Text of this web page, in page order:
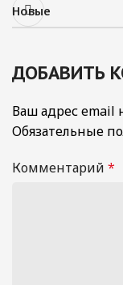
Новые
ДОБАВИТЬ
Ваш адрес email
Обязательные
Комментарий *